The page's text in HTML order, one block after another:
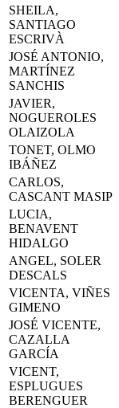
SHEILA,
SANTIAGO
ESCRIVÀ
JOSÉ ANTONIO,
MARTÍNEZ
SANCHIS
JAVIER,
NOGUEROLES
OLAIZOLA
TONET, OLMO
IBÁÑEZ
CARLOS,
CASCANT MASIP
LUCIA,
BENAVENT
HIDALGO
ANGEL, SOLER
DESCALS
VICENTA, VIÑES
GIMENO
JOSÉ VICENTE,
CAZALLA
GARCÍA
VICENT,
ESPLUGUES
BERENGUER